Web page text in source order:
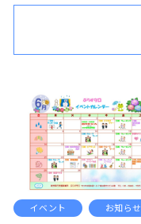
イベント お知らせ